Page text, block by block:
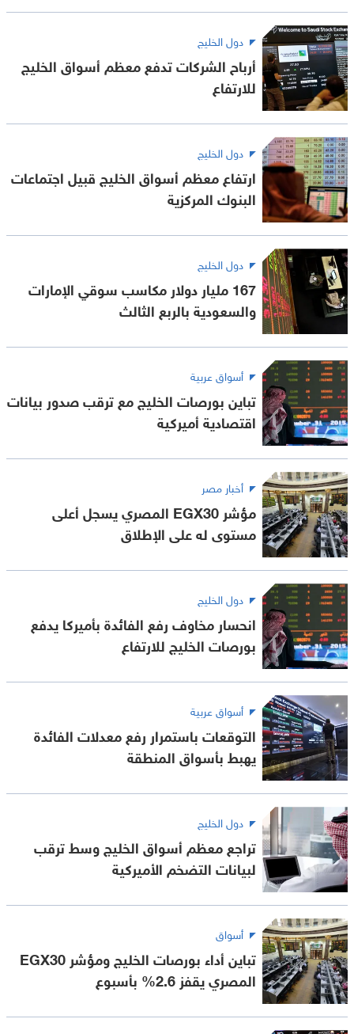
دول الخليج
أرباح الشركات تدفع معظم أسواق الخليج
للارتفاع
دول الخليج
ارتفاع معظم أسواق الخليج قبيل اجتماعات
البنوك المركزية
دول الخليج
167 مليار دولار مكاسب سوقي الإمارات
والسعودية بالربع الثالث
أسواق عربية
تباين بورصات الخليج مع ترقب صدور بيانات
اقتصادية أميركية
أخبار مصر
مؤشر EGX30 المصري يسجل أعلى
مستوى له على الإطلاق
دول الخليج
انحسار مخاوف رفع الفائدة بأميركا يدفع
بورصات الخليج للارتفاع
أسواق عربية
التوقعات باستمرار رفع معدلات الفائدة
يهبط بأسواق المنطقة
دول الخليج
تراجع معظم أسواق الخليج وسط ترقب
لبيانات التضخم الأميركية
أسواق
تباين أداء بورصات الخليج ومؤشر EGX30
المصري يقفز 2.6% بأسبوع